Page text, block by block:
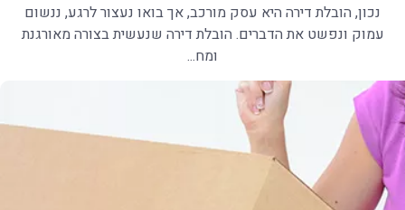
נכון, הובלת דירה היא עסק מורכב, אך בואו נעצור לרגע, ננשום
עמוק ונפשט את הדברים. הובלת דירה שנעשית בצורה מאורגנת
ומח...